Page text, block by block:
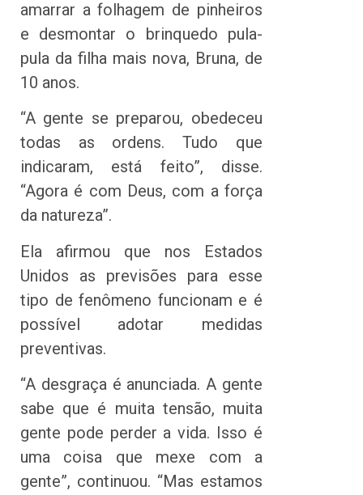
amarrar a folhagem de pinheiros
e desmontar o brinquedo pula-
pula da filha mais nova, Bruna, de
10 anos.
“A gente se preparou, obedeceu
todas as ordens. Tudo que
indicaram, está feito”, disse.
“Agora é com Deus, com a força
da natureza”.
Ela afirmou que nos Estados
Unidos as previsões para esse
tipo de fenômeno funcionam e é
possível adotar medidas
preventivas.
“A desgraça é anunciada. A gente
sabe que é muita tensão, muita
gente pode perder a vida. Isso é
uma coisa que mexe com a
gente”, continuou. “Mas estamos